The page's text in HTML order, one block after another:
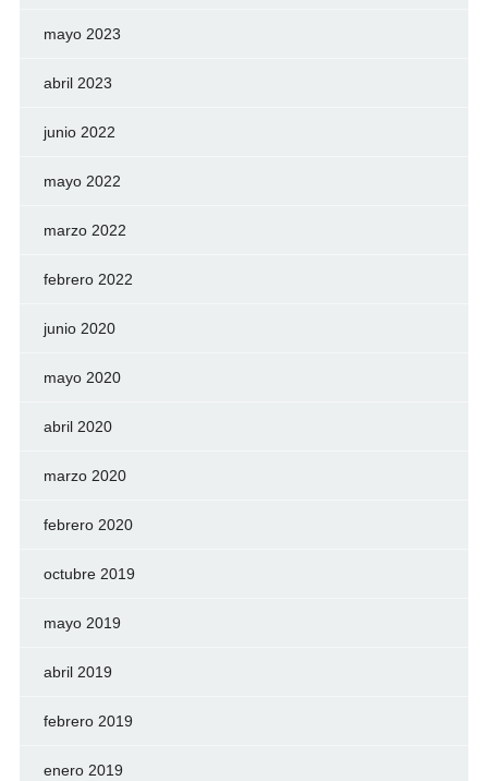
mayo 2023
abril 2023
junio 2022
mayo 2022
marzo 2022
febrero 2022
junio 2020
mayo 2020
abril 2020
marzo 2020
febrero 2020
octubre 2019
mayo 2019
abril 2019
febrero 2019
enero 2019